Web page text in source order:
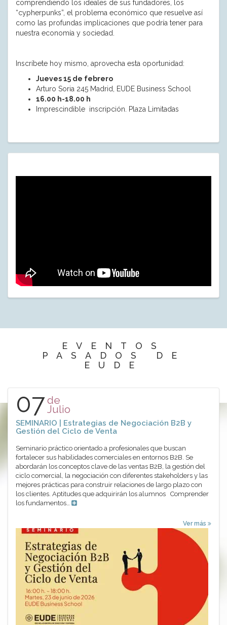
comprendiendo los ideales de sus fundadores, los
“cypherpunks”, el problema económico que resuelve así
como las profundas implicaciones que podría tener para
nuestra economía y sociedad.
Inscríbete hoy mismo, aprovecha esta oportunidad:
Jueves 15 de febrero
Arturo Soria 245 Madrid, EUDE Business School
16.00 h-18.00 h
Imprescindible inscripción. Plaza Limitadas
EVENTOS
PASADOS DE
EUDE
07de
Julio
SEMINARIO | Estrategias de Negociación B2B y
Gestión del Ciclo de Venta
Seminario práctico orientado a profesionales que buscan
fortalecer sus habilidades comerciales en entornos B2B. Se
abordarán los conceptos clave de las ventas B2B, la gestión del
ciclo comercial, la negociación con diferentes stakeholders y las
mejores prácticas para construir relaciones de largo plazo con
los clientes. Aptitudes que adquirirán los alumnos Comprender
los fundamentos…
Ver más